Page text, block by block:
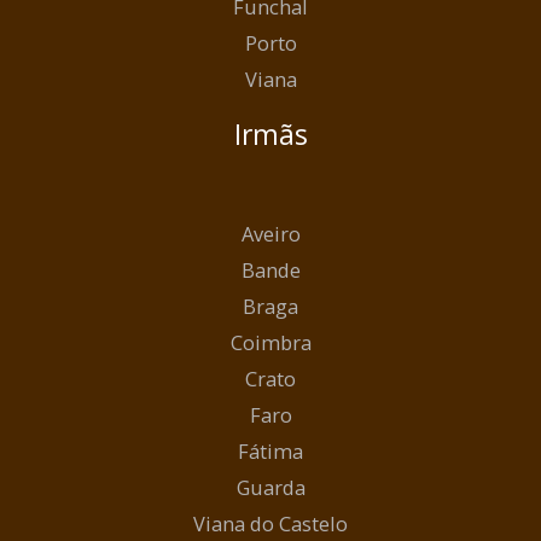
Funchal
Porto
Viana
Irmãs
Aveiro
Bande
Braga
Coimbra
Crato
Faro
Fátima
Guarda
Viana do Castelo